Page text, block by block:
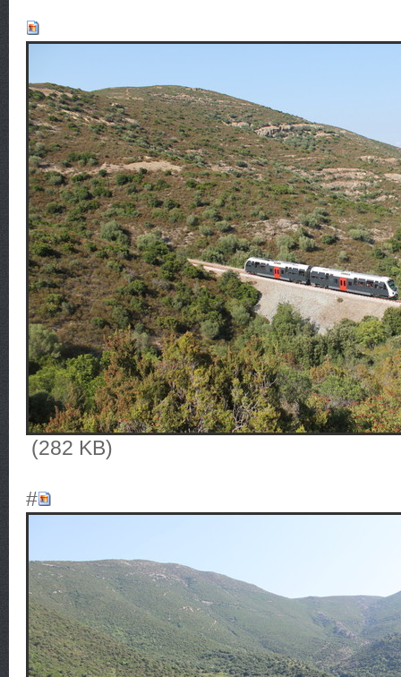
(282 KB)
#